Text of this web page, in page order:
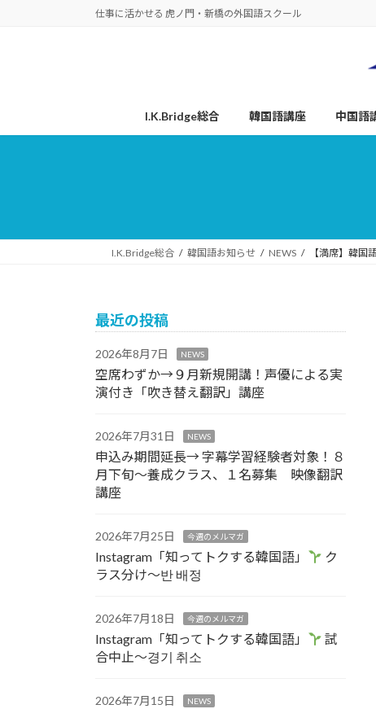
仕事に活かせる 虎ノ門・新橋の外国語スクール
I.K.Bridge総合 韓国語講座 中国語
I.K.Bridge総合 韓国語お知らせ NEWS 【満席】韓
最近の投稿
2026年8月7日 NEWS
空席わずか→９月新規開講！声優による実
演付き「吹き替え翻訳」講座
2026年7月31日 NEWS
申込み期間延長→ 字幕学習経験者対象！８
月下旬～養成クラス、１名募集 映像翻訳
講座
2026年7月25日 今週のメルマガ
Instagram「知ってトクする韓国語」
ク
ラス分け～반 배정
2026年7月18日 今週のメルマガ
Instagram「知ってトクする韓国語」
試
合中止～경기 취소
2026年7月15日 NEWS